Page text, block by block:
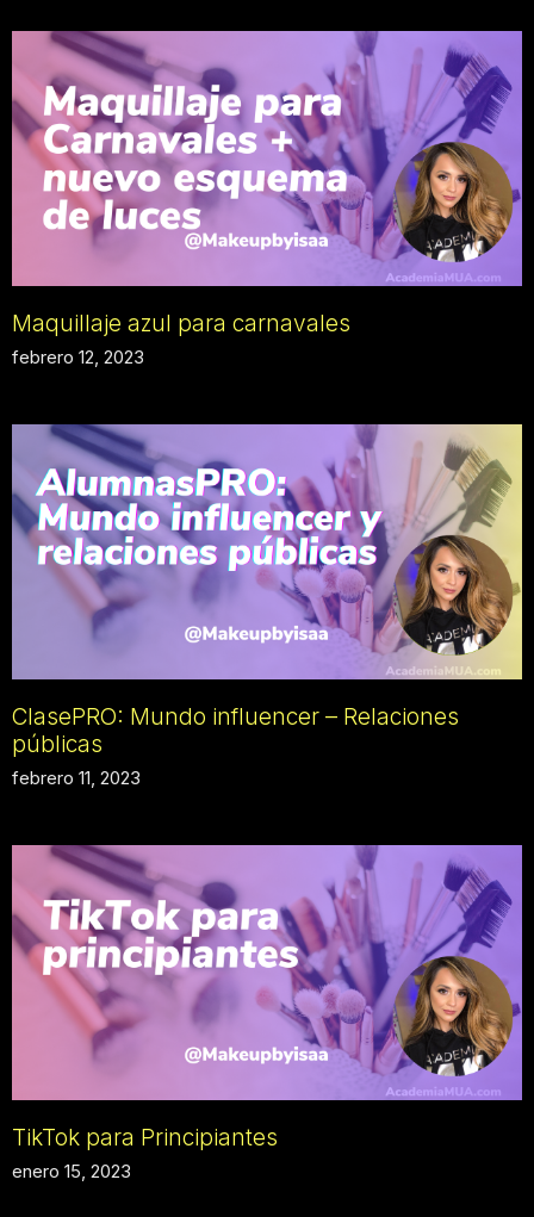
Maquillaje azul para carnavales
febrero 12, 2023
ClasePRO: Mundo influencer – Relaciones
públicas
febrero 11, 2023
TikTok para Principiantes
enero 15, 2023